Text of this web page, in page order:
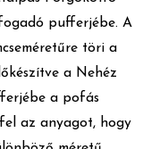
pufferjébe. A
töri a
a Nehéz
a pofás
az anyagot, hogy